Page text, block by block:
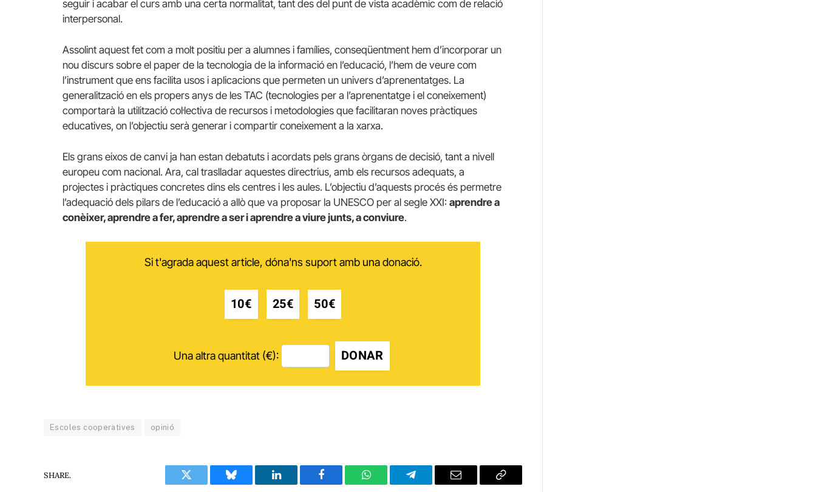
seguir i acabar el curs amb una certa normalitat, tant des del punt de vista acadèmic com de relació
interpersonal.
Assolint aquest fet com a molt positiu per a alumnes i famílies, conseqüentment hem d’incorporar un
nou discurs sobre el paper de la tecnologia de la informació en l’educació, l’hem de veure com
l’instrument que ens facilita usos i aplicacions que permeten un univers d’aprenentatges. La
generalització en els propers anys de les TAC (tecnologies per a l’aprenentatge i el coneixement)
comportarà la utilització col·lectiva de recursos i metodologies que facilitaran noves pràctiques
educatives, on l’objectiu serà generar i compartir coneixement a la xarxa.
Els grans eixos de canvi ja han estan debatuts i acordats pels grans òrgans de decisió, tant a nivell
europeu com nacional. Ara, cal traslladar aquestes directrius, amb els recursos adequats, a
projectes i pràctiques concretes dins els centres i les aules. L’objectiu d’aquests procés és permetre
l’adequació dels pilars de l’educació a allò que va proposar la UNESCO per al segle XXI: aprendre a
conèixer, aprendre a fer, aprendre a ser i aprendre a viure junts, a conviure.
Si t'agrada aquest article, dóna'ns suport amb una donació.
10€ 25€ 50€
Una altra quantitat (€): DONAR
Escoles cooperatives opinió
SHARE.
Twitter Bluesky LinkedIn Facebook WhatsAppTelegram Email Copy